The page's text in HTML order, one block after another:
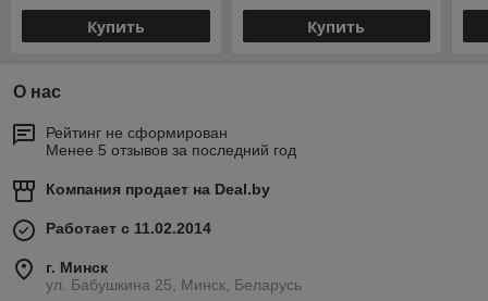
Купить Купить
О нас
Рейтинг не сформирован
Менее 5 отзывов за последний год
Компания продает на Deal.by
Работает с 11.02.2014
г. Минск
ул. Бабушкина 25, Минск, Беларусь